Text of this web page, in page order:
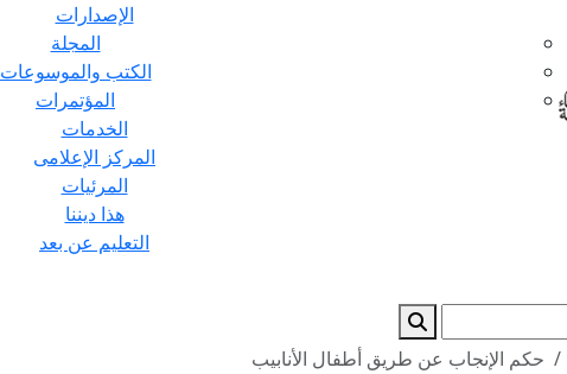
الإصدارات
المجلة
الكتب والموسوعات
المؤتمرات
الخدمات
المركز الإعلامى
المرئيات
هذا ديننا
التعليم عن بعد
حكم الإنجاب عن طريق أطفال الأنابيب